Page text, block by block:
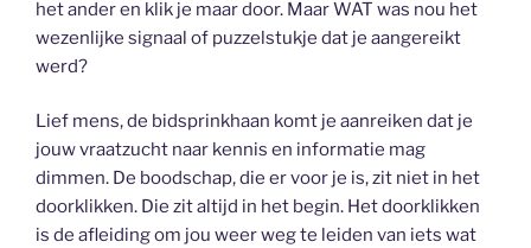
het ander en klik je maar door. Maar WAT was nou het
wezenlijke signaal of puzzelstukje dat je aangereikt
werd?
Lief mens, de bidsprinkhaan komt je aanreiken dat je
jouw vraatzucht naar kennis en informatie mag
dimmen. De boodschap, die er voor je is, zit niet in het
doorklikken. Die zit altijd in het begin. Het doorklikken
is de afleiding om jou weer weg te leiden van iets wat